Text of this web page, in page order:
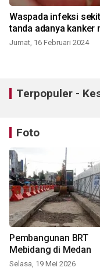
Waspada infeksi
tanda adanya kanker
Jumat, 16 Februari 2024
Terpopuler -
Foto
Pembangunan BRT
Mebidang di Medan
Selasa, 19 Mei 2026